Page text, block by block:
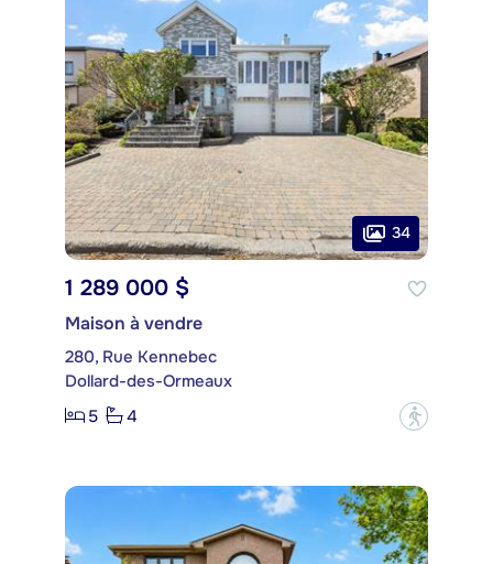
34
1 289 000 $
Maison à vendre
280, Rue Kennebec
Dollard-des-Ormeaux
5
4 ?